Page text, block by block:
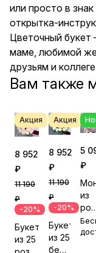
или просто в
открытка-
Цветочный букет
маме, любимой
друзьям и
Вам также
Акция
8 952
₽
11 190
₽
-20%
Букет
из 25
Акция
8 952
₽
11 190
₽
-20%
Букет
из 25
белых
5
₽
из
роз
№3